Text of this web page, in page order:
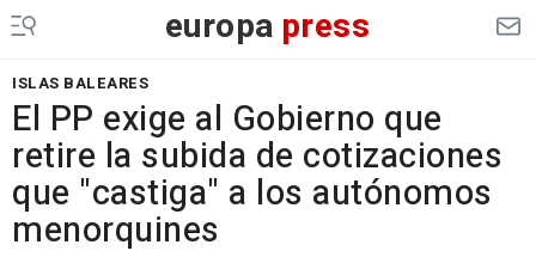
europa press
ISLAS BALEARES
El PP exige al Gobierno que
retire la subida de cotizaciones
que "castiga" a los autónomos
menorquines